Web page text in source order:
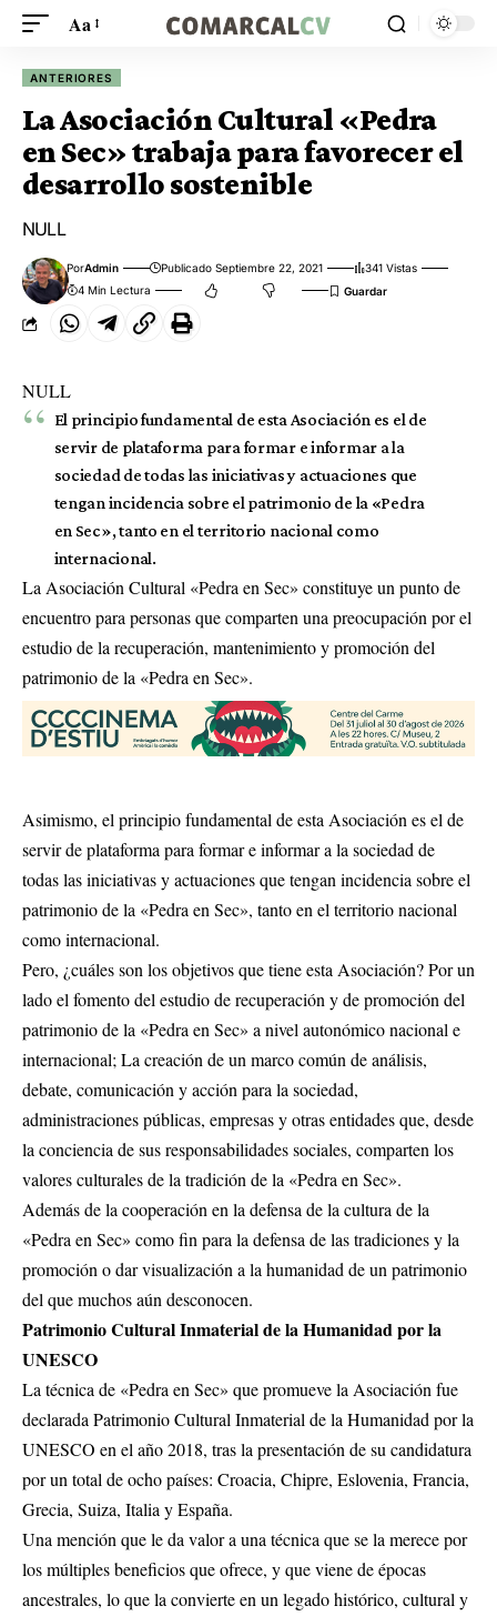
Aa
ANTERIORES
La Asociación Cultural «Pedra
en Sec» trabaja para favorecer el
desarrollo sostenible
NULL
PorAdmin Publicado Septiembre 22, 2021
341 Vistas
4 Min Lectura
NULL
El principio fundamental de esta Asociación es el de
servir de plataforma para formar e informar a la
sociedad de todas las iniciativas y actuaciones que
tengan incidencia sobre el patrimonio de la «Pedra
en Sec», tanto en el territorio nacional como
internacional.
La Asociación Cultural «Pedra en Sec» constituye un punto de
encuentro para personas que comparten una preocupación por el
estudio de la recuperación, mantenimiento y promoción del
patrimonio de la «Pedra en Sec».
Asimismo, el principio fundamental de esta Asociación es el de
servir de plataforma para formar e informar a la sociedad de
todas las iniciativas y actuaciones que tengan incidencia sobre el
patrimonio de la «Pedra en Sec», tanto en el territorio nacional
como internacional.
Pero, ¿cuáles son los objetivos que tiene esta Asociación? Por un
lado el fomento del estudio de recuperación y de promoción del
patrimonio de la «Pedra en Sec» a nivel autonómico nacional e
internacional; La creación de un marco común de análisis,
debate, comunicación y acción para la sociedad,
administraciones públicas, empresas y otras entidades que, desde
la conciencia de sus responsabilidades sociales, comparten los
valores culturales de la tradición de la «Pedra en Sec».
Además de la cooperación en la defensa de la cultura de la
«Pedra en Sec» como fin para la defensa de las tradiciones y la
promoción o dar visualización a la humanidad de un patrimonio
del que muchos aún desconocen.
Patrimonio Cultural Inmaterial de la Humanidad por la
UNESCO
La técnica de «Pedra en Sec» que promueve la Asociación fue
declarada Patrimonio Cultural Inmaterial de la Humanidad por la
UNESCO en el año 2018, tras la presentación de su candidatura
por un total de ocho países: Croacia, Chipre, Eslovenia, Francia,
Grecia, Suiza, Italia y España.
Una mención que le da valor a una técnica que se la merece por
los múltiples beneficios que ofrece, y que viene de épocas
ancestrales, lo que la convierte en un legado histórico, cultural y